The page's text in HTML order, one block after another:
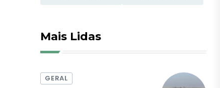
Mais Lidas
GERAL